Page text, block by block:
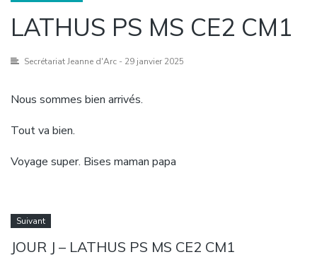
LATHUS PS MS CE2 CM1
Secrétariat Jeanne d'Arc - 29 janvier 2025
Nous sommes bien arrivés.
Tout va bien.
Voyage super. Bises maman papa
Suivant
JOUR J – LATHUS PS MS CE2 CM1